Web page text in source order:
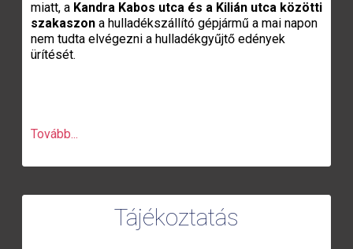
miatt, a Kandra Kabos utca és a Kilián utca közötti
szakaszon a hulladékszállító gépjármű a mai napon
nem tudta elvégezni a hulladékgyűjtő edények
ürítését.
Tovább...
Tájékoztatás